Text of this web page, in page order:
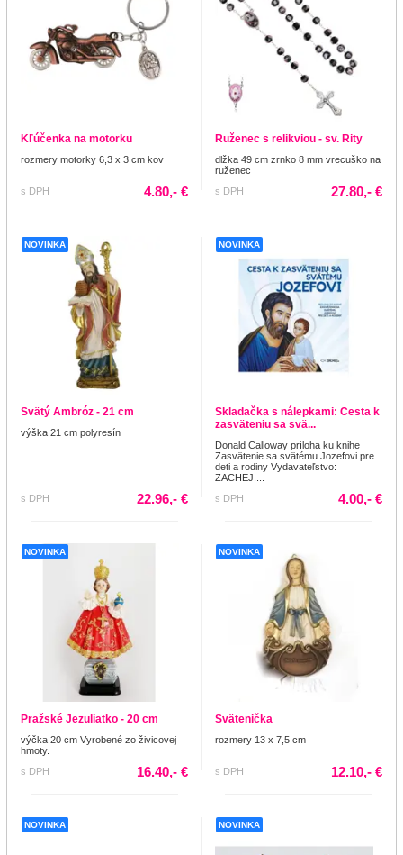
Kľúčenka na motorku
rozmery motorky 6,3 x 3 cm kov
s DPH 4.80,- €
Ruženec s relikviou - sv. Rity
dlžka 49 cm zrnko 8 mm vrecuško na
ruženec
s DPH
27.80,- €
NOVINKA
Svätý Ambróz - 21 cm
výška 21 cm polyresín
s DPH 22.96,- €
NOVINKA
Skladačka s nálepkami: Cesta k
zasväteniu sa svä...
Donald Calloway príloha ku knihe
Zasvätenie sa svätému Jozefovi pre
deti a rodiny Vydavateľstvo:
ZACHEJ....
s DPH
4.00,- €
NOVINKA
Pražské Jezuliatko - 20 cm
výčka 20 cm Vyrobené zo živicovej
hmoty.
s DPH
16.40,- €
NOVINKA
Svätenička
rozmery 13 x 7,5 cm
s DPH 12.10,- €
NOVINKA NOVINKA